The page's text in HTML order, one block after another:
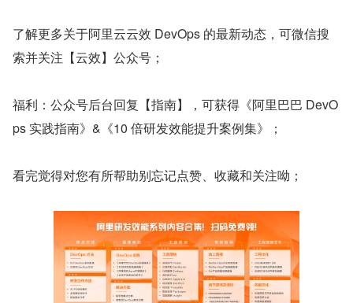
了解更多关于阿里云云效 DevOps 的最新动态，可微信搜
索并关注【云效】公众号；
福利：公众号后台回复【指南】，可获得《阿里巴巴 DevO
ps 实践指南》&《10 倍研发效能提升案例集》；
看完觉得对您有所帮助别忘记点赞、收藏和关注呦；